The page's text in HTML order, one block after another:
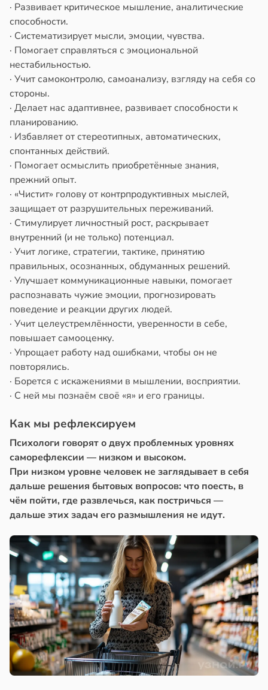
· Развивает критическое мышление, аналитические
способности.
· Систематизирует мысли, эмоции, чувства.
· Помогает справляться с эмоциональной
нестабильностью.
· Учит самоконтролю, самоанализу, взгляду на себя со
стороны.
· Делает нас адаптивнее, развивает способности к
планированию.
· Избавляет от стереотипных, автоматических,
спонтанных действий.
· Помогает осмыслить приобретённые знания,
прежний опыт.
· «Чистит» голову от контрпродуктивных мыслей,
защищает от разрушительных переживаний.
· Стимулирует личностный рост, раскрывает
внутренний (и не только) потенциал.
· Учит логике, стратегии, тактике, принятию
правильных, осознанных, обдуманных решений.
· Улучшает коммуникационные навыки, помогает
распознавать чужие эмоции, прогнозировать
поведение и реакции других людей.
· Учит целеустремлённости, уверенности в себе,
повышает самооценку.
· Упрощает работу над ошибками, чтобы он не
повторялись.
· Борется с искажениями в мышлении, восприятии.
· С ней мы познаём своё «я» и его границы.
Как мы рефлексируем
Психологи говорят о двух проблемных уровнях
саморефлексии — низком и высоком.
При низком уровне человек не заглядывает в себя
дальше решения бытовых вопросов: что поесть, в
чём пойти, где развлечься, как постричься —
дальше этих задач его размышления не идут.